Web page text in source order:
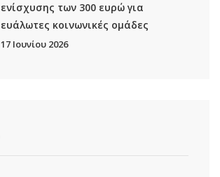
ενίσχυσης των 300 ευρώ για
ευάλωτες κοινωνικές ομάδες
17 Ιουνίου 2026